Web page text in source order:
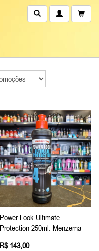
Power Look Ultimate
Protection 250ml. Menzerna
R$ 143,00